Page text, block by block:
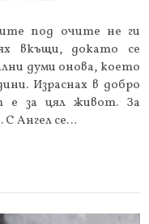
под очите не ги
вкъщи, докато се
думи онова, което
Израснах в добро
е за цял живот. За
С Ангел се…